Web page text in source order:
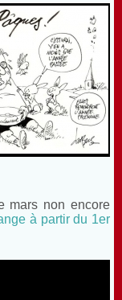
mars non encore
à partir du 1er